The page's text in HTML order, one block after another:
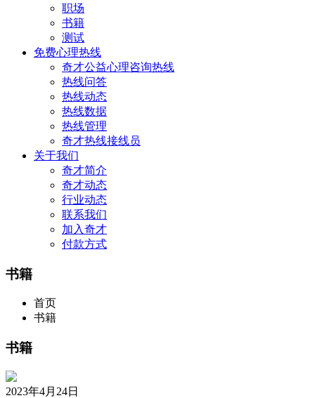
职场
书籍
测试
免费心理热线
奇才公益心理咨询热线
热线问答
热线动态
热线数据
热线管理
奇才热线接线员
关于我们
奇才简介
奇才动态
行业动态
联系我们
加入奇才
付款方式
书籍
首页
书籍
书籍
2023年4月24日